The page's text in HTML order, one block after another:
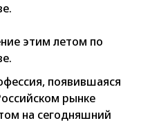
этим летом по
появившаяся
рынке
на сегодняшний